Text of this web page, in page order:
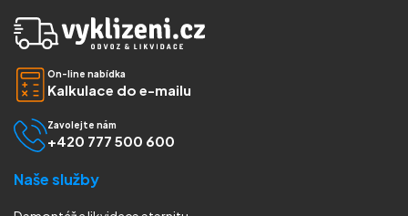
On-line nabídka
Kalkulace do e-mailu
Zavolejte nám
+420 777 500 600
Naše služby